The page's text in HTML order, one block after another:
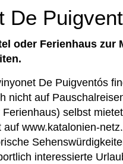
De
oder Ferienhaus zur
De Puigventós
nicht auf
selbst
www.katalonien-
interessierte